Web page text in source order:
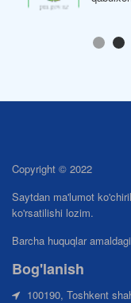
Copyright © 2022
Saytdan ma'lumot
ko'rsatilishi lozim.
Barcha huquqlar
Bog'lanish
100190, Toshkent